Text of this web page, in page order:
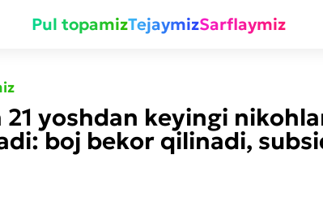
Pul topamizTejaymizSarflaymiz
21 yoshdan keyingi
boj bekor qilinadi,